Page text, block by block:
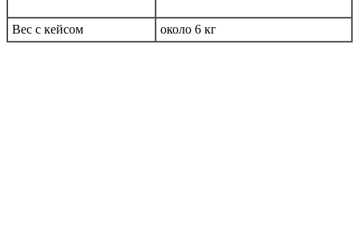
Вес с кейсом около 6 кг